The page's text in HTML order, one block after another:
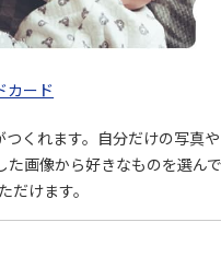
カード
くれます。自分だけの写真
画像から好きなものを選ん
けます。